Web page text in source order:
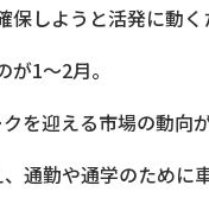
しようと活発に動く
1〜2月。
を迎える市場の動向が
通勤や通学のために